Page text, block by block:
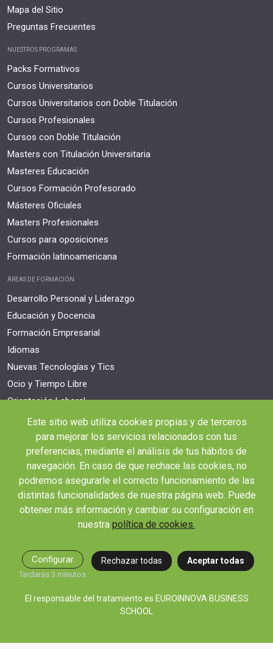
Mapa del Sitio
Preguntas Frecuentes
NUESTROS PROGRAMAS
Packs Formativos
Cursos Universitarios
Cursos Universitarios con Doble Titulación
Cursos Profesionales
Cursos con Doble Titulación
Masters con Titulación Universitaria
Masteres Educación
Cursos Formación Profesorado
Másteres Oficiales
Masters Profesionales
Cursos para oposiciones
Formación latinoamericana
ÁREAS DE FORMACIÓN
Desarrollo Personal y Liderazgo
Educación y Docencia
Formación Empresarial
Idiomas
Nuevas Tecnologías y Tics
Ocio y Tiempo Libre
Orientación Laboral
Responsabilidad Social e Intervención
Salud y Actividad Física
OTROS ENLACES IMPORTANTES
Blog
Webinars y podcast
Revista Innovación Educativa
Contexto Educativo
Desistir contrato aquí
Tienes 14 días desde tu matriculación para cancelar sin coste y recibir el
reembolso completo.
Este sitio web utiliza cookies propias y de terceros
para mejorar los servicios relacionados con tus
preferencias, mediante el análisis de tus hábitos de
navegación. En caso de que rechace las cookies, no
podremos asegurarle el correcto funcionamiento de las
distintas funcionalidades de nuestra página web. Puede
obtener más información y cambiar su configuración en
nuestra política de cookies.
Configurar
Tardarás 3 minutos
Rechazar todas Aceptar todas
El responsable del tratamiento es EUROINNOVA BUSINESS
SCHOOL